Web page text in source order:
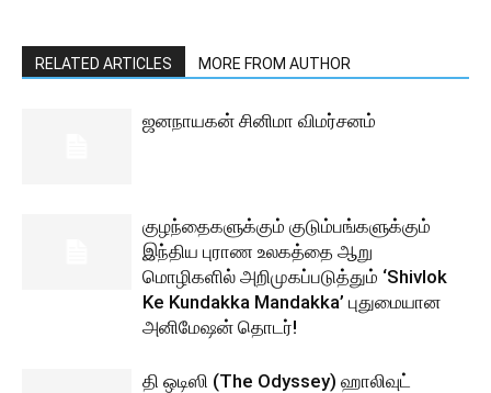
RELATED ARTICLES MORE FROM AUTHOR
ஜனநாயகன் சினிமா விமர்சனம்
குழந்தைகளுக்கும் குடும்பங்களுக்கும்
இந்திய புராண உலகத்தை ஆறு
மொழிகளில் அறிமுகப்படுத்தும் ‘Shivlok
Ke Kundakka Mandakka’ புதுமையான
அனிமேஷன் தொடர்!
தி ஒடிஸி (The Odyssey) ஹாலிவுட்